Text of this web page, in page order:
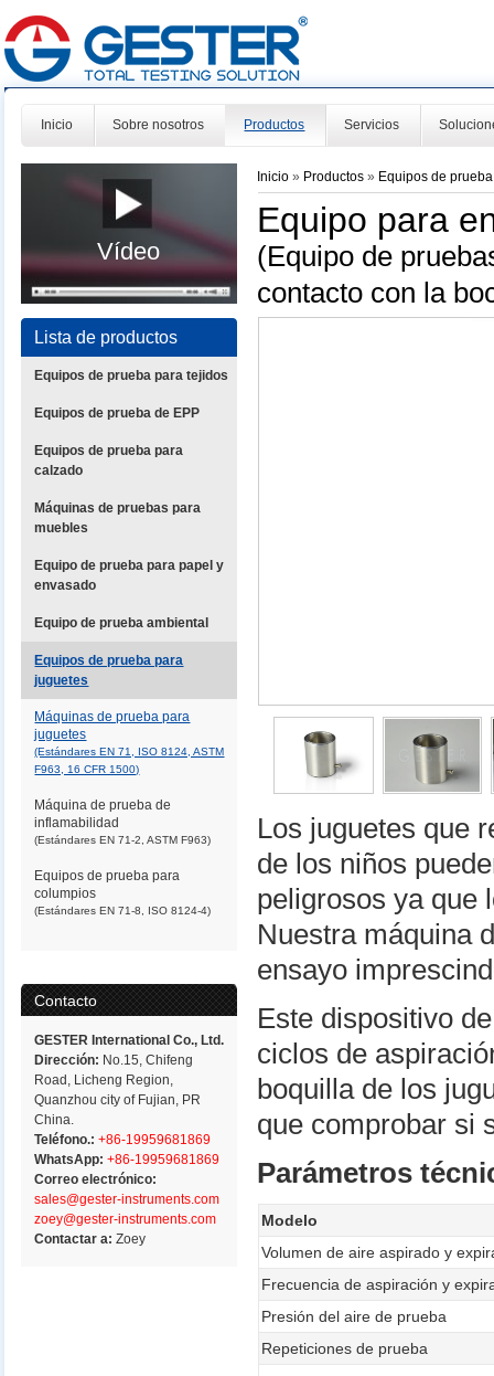
Inicio Sobre nosotros Productos Servicios
Vídeo
Lista de productos
Equipos de prueba para tejidos
Equipos de prueba de EPP
Equipos de prueba para
calzado
Máquinas de pruebas para
muebles
Equipo de prueba para papel y
envasado
Equipo de prueba ambiental
Equipos de prueba para
juguetes
Máquinas de prueba para
juguetes
(Estándares EN 71, ISO 8124, ASTM
F963, 16 CFR 1500)
Máquina de prueba de
inflamabilidad
(Estándares EN 71-2, ASTM F963)
Equipos de prueba para
columpios
(Estándares EN 71-8, ISO 8124-4)
Contacto
GESTER International Co., Ltd.
Dirección: No.15, Chifeng
Road, Licheng Region,
Quanzhou city of Fujian, PR
China.
Teléfono.: +86-19959681869
WhatsApp: +86-19959681869
Correo electrónico:
sales@gester-instruments.com
zoey@gester-instruments.com
Contactar a:Zoey
Inicio » Productos» Equipos de
Equipo para
(Equipo de
contacto con la
Los juguetes que
de los niños
peligrosos ya que
Nuestra máquina
ensayo
Este dispositivo
ciclos de
boquilla de los
que comprobar si
Parámetros
Modelo
Volumen de aire aspirado y
Frecuencia de aspiración y
Presión del aire de prueba
Repeticiones de prueba